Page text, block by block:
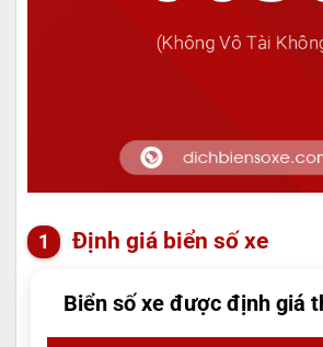
Định giá biển số xe
Biển số xe được định giá